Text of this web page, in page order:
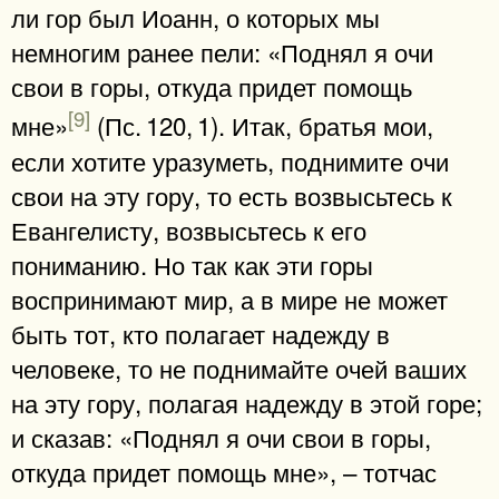
ли гор был Иоанн, о которых мы
немногим ранее пели: «Поднял я очи
свои в горы, откуда придет помощь
мне»[9] (Пс. 120, 1). Итак, братья мои,
если хотите уразуметь, поднимите очи
свои на эту гору, то есть возвысьтесь к
Евангелисту, возвысьтесь к его
пониманию. Но так как эти горы
воспринимают мир, а в мире не может
быть тот, кто полагает надежду в
человеке, то не поднимайте очей ваших
на эту гору, полагая надежду в этой горе;
и сказав: «Поднял я очи свои в горы,
откуда придет помощь мне», – тотчас